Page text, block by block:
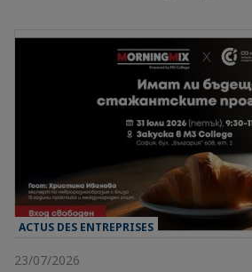
ACTUS DES ENTREPRISES
23/07/2026